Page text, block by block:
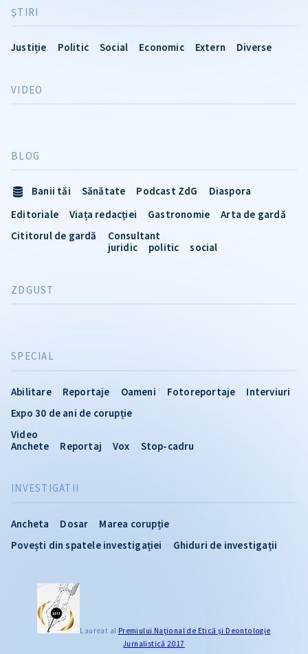
ŞTIRI
Justiție Politic Social Economic Extern Diverse
INVESTIGATII
Ancheta Dosar
Marea corupție
Povești din spatele investigației
Ghiduri de investigații
VIDEO
SPECIAL
Abilitare Reportaje Oameni Fotoreportaje
Interviuri
Expo 30 de ani de corupție
Video
Anchete
Reportaj Vox Stop-cadru
BLOG
Banii tăi Sănătate Podcast ZdG
Diaspora
Editoriale
Viața redacției Gastronomie
Arta de gardă
Cititorul de gardă
Consultant
juridic
politic social
ZDGUST
Laureat al Premiului Naţional de Etică și Deontologie
Jurnalistică 2017